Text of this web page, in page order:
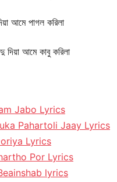
আমে পাগল করিলা
দিয়া আমে কাবু করিলা
Jabo Lyrics
Pahartoli Jaay Lyrics
Lyrics
Por Lyrics
lyrics